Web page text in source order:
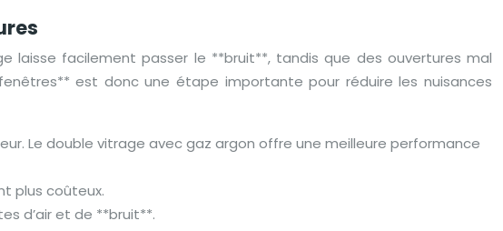
laisse facilement passer le **bruit**, tandis que des ouvertures mal
est donc une étape importante pour réduire les nuisances
Le double vitrage avec gaz argon offre une meilleure performance
plus coûteux.
d’air et de **bruit**.